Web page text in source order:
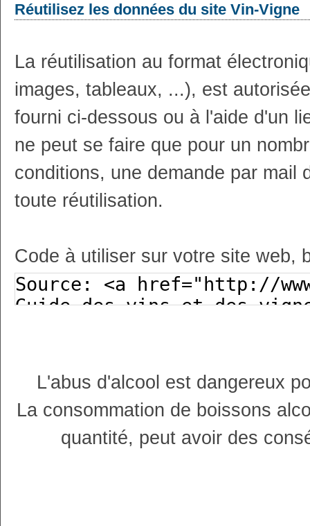
Réutilisez les données du site Vin-Vigne
La réutilisation au format
images, tableaux, ...), est
fourni ci-dessous ou à l'aide d'un
ne peut se faire que pour un
conditions, une demande par mail
toute réutilisation.
Code à utiliser sur votre site web,
L'abus d'alcool est dangereux
La consommation de boissons
quantité, peut avoir des